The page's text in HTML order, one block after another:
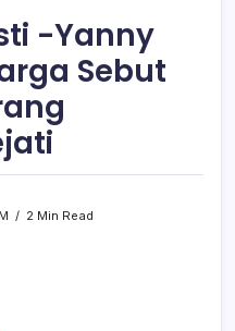
-Yanny
Sebut
2 Min Read